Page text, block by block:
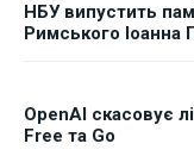
НБУ випустить
Римського Іоанна
OpenAI скасовує
Free та Go